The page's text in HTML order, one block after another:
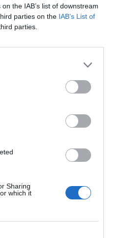
the IAB’s list of downstream
parties on the IAB’s List of
parties.
Sharing
which it
slibuje